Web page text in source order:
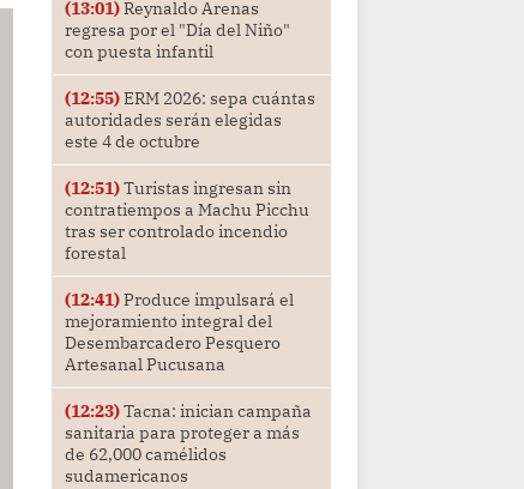
(13:01)Reynaldo Arenas
regresa por el "Día del Niño"
con puesta infantil
(12:55)ERM 2026: sepa cuántas
autoridades serán elegidas
este 4 de octubre
(12:51)Turistas ingresan sin
contratiempos a Machu Picchu
tras ser controlado incendio
forestal
(12:41)Produce impulsará el
mejoramiento integral del
Desembarcadero Pesquero
Artesanal Pucusana
(12:23)Tacna: inician campaña
sanitaria para proteger a más
de 62,000 camélidos
sudamericanos